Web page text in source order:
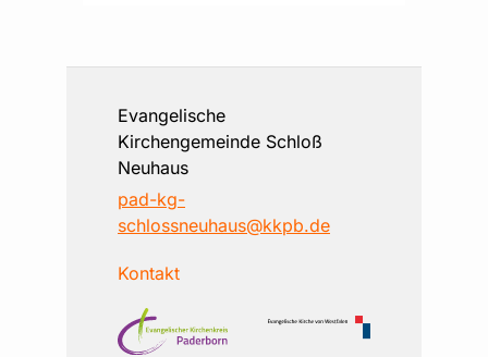
Evangelische
Kirchengemeinde Schloß
Neuhaus
pad-kg-
schlossneuhaus@kkpb.de
Kontakt